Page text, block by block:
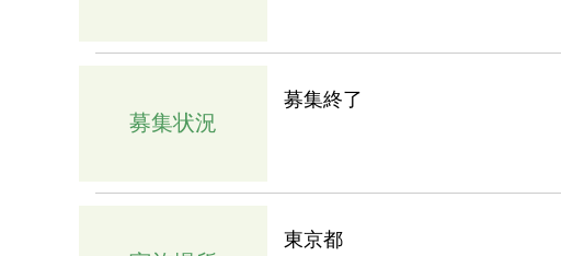
募集状況
募集終了
東京都